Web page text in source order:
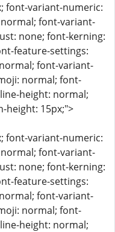
font-variant-numeric:
font-variant-
none; font-kerning:
feature-settings:
font-variant-
normal; font-
height: normal;
height: 15px;">
font-variant-numeric:
font-variant-
none; font-kerning:
feature-settings:
font-variant-
normal; font-
height: normal;